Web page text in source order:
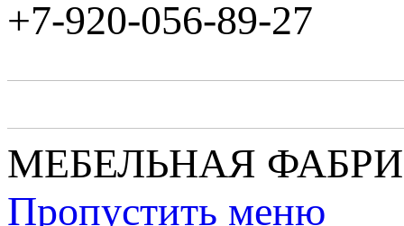
+7-920-056-89-27
МЕБЕЛЬНАЯ
Пропустить меню